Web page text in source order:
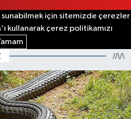
sunabilmek için sitemizde çerezler
kullanarak çerez politikamızı